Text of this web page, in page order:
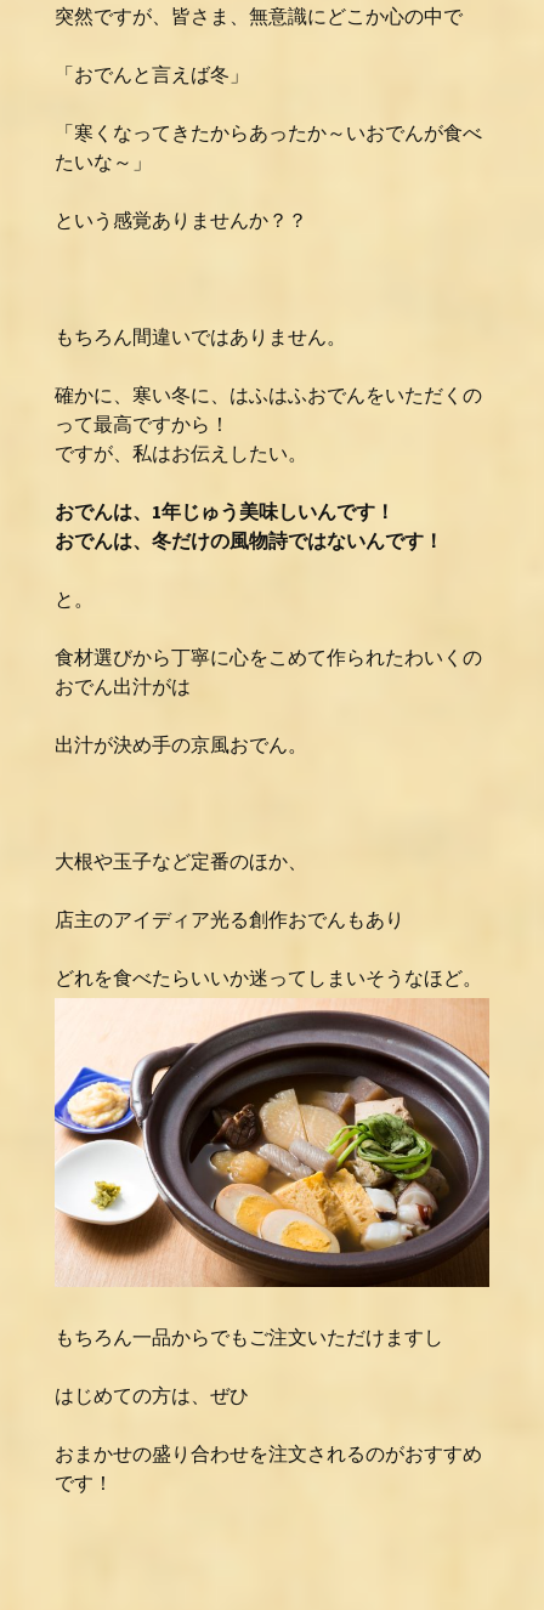
突然ですが、皆さま、無意識にどこか心の中で
「おでんと言えば冬」
「寒くなってきたからあったか～いおでんが食べ
たいな～」
という感覚ありませんか？？
もちろん間違いではありません。
確かに、寒い冬に、はふはふおでんをいただくの
って最高ですから！
ですが、私はお伝えしたい。
おでんは、1年じゅう美味しいんです！
おでんは、冬だけの風物詩ではないんです！
と。
食材選びから丁寧に心をこめて作られたわいくの
おでん出汁がは
出汁が決め手の京風おでん。
大根や玉子など定番のほか、
店主のアイディア光る創作おでんもあり
どれを食べたらいいか迷ってしまいそうなほど。
もちろん一品からでもご注文いただけますし
はじめての方は、ぜひ
おまかせの盛り合わせを注文されるのがおすすめ
です！